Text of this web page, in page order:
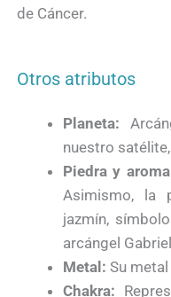
de Cáncer.
Otros atributos
Planeta:
nuestro
Piedra y
Asimismo, la
jazmín,
arcángel
Metal: Su
Chakra: